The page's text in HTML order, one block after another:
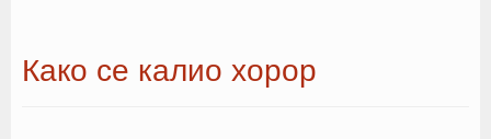
Како се калио хорор